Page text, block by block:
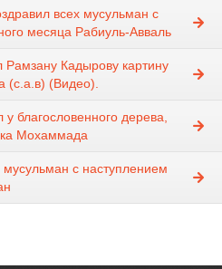
всех мусульман с
месяца Рабиуль-Авваль
Рамзану Кадырову картину
(с.а.в) (Видео).
благословенного дерева,
Мохаммада
с наступлением